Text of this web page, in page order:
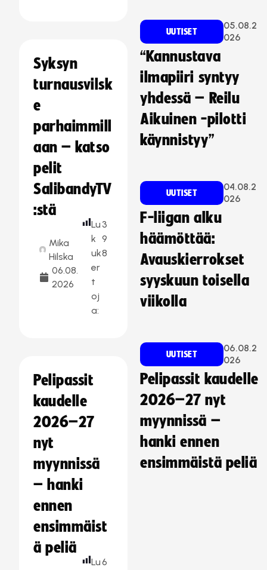
Syksyn
turnausvilsk
e
parhaimmill
aan – katso
pelit
SalibandyTV
:stä
Mika
Hilska
06.08.
2026
Lu
k
uk
er
t
oj
a:
3
9
8
Pelipassit
kaudelle
2026–27
nyt
myynnissä
– hanki
ennen
ensimmäist
ä peliä
Lu6
UUTISET
05.08.2
026
“Kannustava
ilmapiiri syntyy
yhdessä – Reilu
Aikuinen -pilotti
käynnistyy”
UUTISET
04.08.2
026
F-liigan alku
häämöttää:
Avauskierrokset
syyskuun toisella
viikolla
UUTISET
06.08.2
026
Pelipassit kaudelle
2026–27 nyt
myynnissä –
hanki ennen
ensimmäistä peliä